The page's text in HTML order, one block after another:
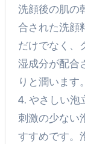
洗顔後の肌の
合された洗顔
だけでなく、
湿成分が配合
りと潤います。
4. やさしい泡
刺激の少ない
すすめです。